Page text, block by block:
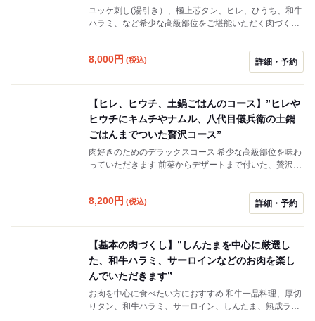
ユッケ刺し(湯引き）、極上芯タン、ヒレ、ひうち、和牛
ハラミ、など希少な高級部位をご堪能いただく肉づくし
8,000円 (税込) 詳細・予約
【ヒレ、ヒウチ、土鍋ごはんのコース】”ヒレや
ヒウチにキムチやナムル、八代目儀兵衛の土鍋
ごはんまでついた贅沢コース”
肉好きのためのデラックスコース 希少な高級部位を味わ
っていただきます 前菜からデザートまで付いた、贅沢な
円で土鍋ビーフガーリックライスに変更できます
8,200円 (税込) 詳細・予約
【基本の肉づくし】”しんたまを中心に厳選し
た、和牛ハラミ、サーロインなどのお肉を楽し
んでいただきます”
お肉を中心に食べたい方におすすめ 和牛一品料理、厚切
りタン、和牛ハラミ、サーロイン、しんたま、熟成ラム